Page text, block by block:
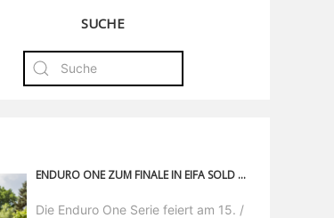
SUCHE
ENDURO ONE ZUM FINALE IN EIFA SOLD OUT
Die Enduro One Serie feiert am 15. /